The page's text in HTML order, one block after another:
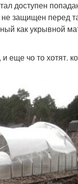
доступен
защищен перед
как укрывной
еще чо то хотят.